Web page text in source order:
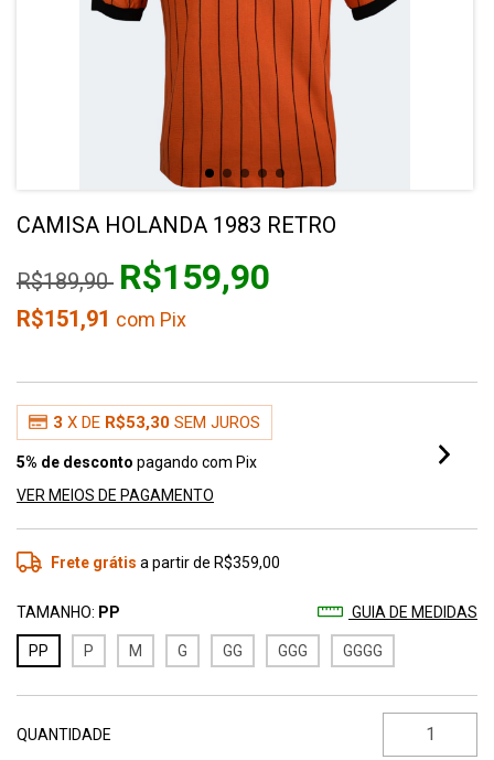
CAMISA HOLANDA 1983 RETRO
R$189,90 R$159,90
R$151,91 com Pix
3 X DE R$53,30 SEM JUROS
5% de desconto pagando com Pix
VER MEIOS DE PAGAMENTO
Frete grátis a partir de R$359,00
TAMANHO: PP GUIA DE MEDIDAS
PP P M G GG GGG GGGG
QUANTIDADE